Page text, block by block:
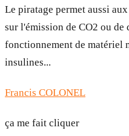
Le piratage permet aussi
sur l'émission de CO2 ou de
fonctionnement de matériel
insulines...
Francis COLONEL
ça me fait cliquer